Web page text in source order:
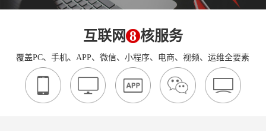
互联网 8 核服务
覆盖PC、手机、APP、微信、小程序、电商、视频、运维全要素